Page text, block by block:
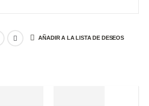
AÑADIR A LA LISTA DE DESEOS